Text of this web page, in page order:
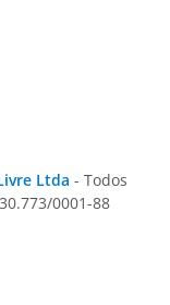
Ltda - Todos
0001-88